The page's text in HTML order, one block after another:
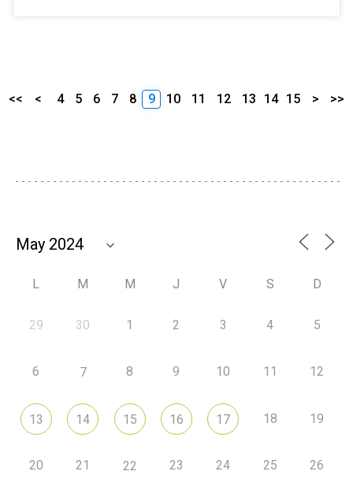
<< < 4 5 6 7 8 9 10 11 12 13 14 15 > >>
L M M J V S D
29 30 1 2 3 4 5
6 7 8 9 10 11 12
13 14 15 16 17 18 19
20 21 22 23 24 25 26